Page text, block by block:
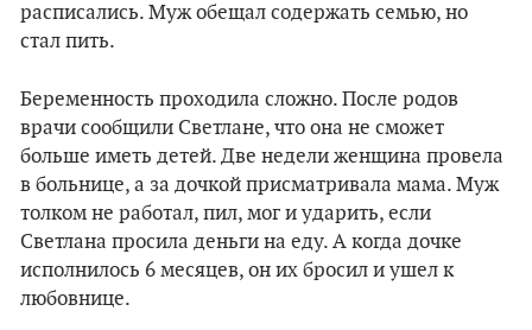
расписались. Муж обещал содержать семью, но
стал пить.
Беременность проходила сложно. После родов
врачи сообщили Светлане, что она не сможет
больше иметь детей. Две недели женщина провела
в больнице, а за дочкой присматривала мама. Муж
толком не работал, пил, мог и ударить, если
Светлана просила деньги на еду. А когда дочке
исполнилось 6 месяцев, он их бросил и ушел к
любовнице.